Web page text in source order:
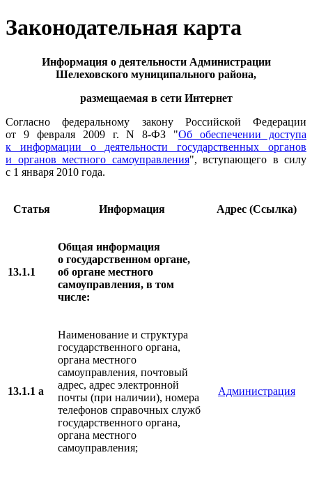
Законодательная карта
Информация о деятельности Администрации
Шелеховского муниципального района,
размещаемая в сети Интернет
Согласно федеральному закону Российской Федерации
от 9 февраля 2009 г. N 8-ФЗ "Об обеспечении доступа
к информации о деятельности государственных органов
и органов местного самоуправления", вступающего в силу
с 1 января 2010 года.
Статья Информация Адрес (Ссылка)
13.1.1
Общая информация
о государственном органе,
об органе местного
самоуправления, в том
числе:
13.1.1 а
Наименование и структура
государственного органа,
органа местного
самоуправления, почтовый
адрес, адрес электронной
почты (при наличии), номера
телефонов справочных служб
государственного органа,
органа местного
самоуправления;
Администрация